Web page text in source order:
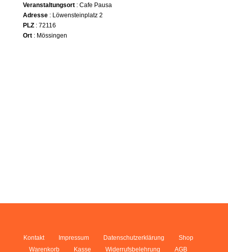
Veranstaltungsort: Cafe Pausa
Adresse: Löwensteinplatz 2
PLZ: 72116
Ort: Mössingen
Kontakt Impressum Datenschutzerklärung
Shop
Warenkorb
Kasse Widerrufsbelehrung AGB